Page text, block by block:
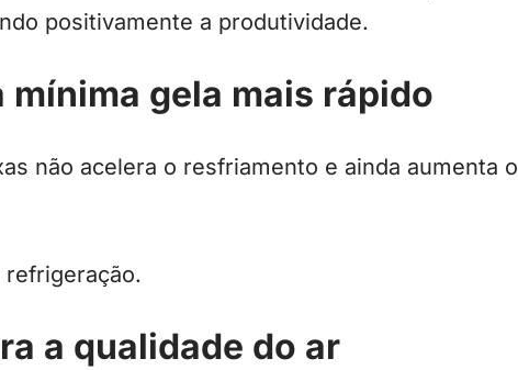
positivamente a produtividade.
gela mais rápido
não acelera o resfriamento e ainda aumenta o
refrigeração.
a qualidade do ar